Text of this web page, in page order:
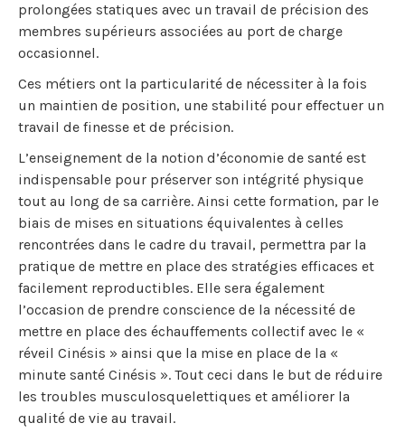
prolongées statiques avec un travail de précision des
membres supérieurs associées au port de charge
occasionnel.
Ces métiers ont la particularité de nécessiter à la fois
un maintien de position, une stabilité pour effectuer un
travail de finesse et de précision.
L’enseignement de la notion d’économie de santé est
indispensable pour préserver son intégrité physique
tout au long de sa carrière. Ainsi cette formation, par le
biais de mises en situations équivalentes à celles
rencontrées dans le cadre du travail, permettra par la
pratique de mettre en place des stratégies efficaces et
facilement reproductibles. Elle sera également
l’occasion de prendre conscience de la nécessité de
mettre en place des échauffements collectif avec le «
réveil Cinésis » ainsi que la mise en place de la «
minute santé Cinésis ». Tout ceci dans le but de réduire
les troubles musculosquelettiques et améliorer la
qualité de vie au travail.